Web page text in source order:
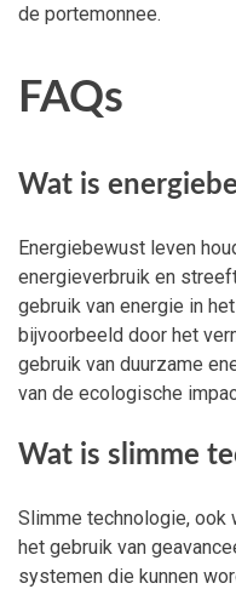
de portemonnee.
FAQs
Wat is
Energiebewust leven
energieverbruik en
gebruik van energie in
bijvoorbeeld door het
gebruik van duurzame
van de ecologische
Wat is slimme
Slimme technologie, ook
het gebruik van
systemen die kunnen